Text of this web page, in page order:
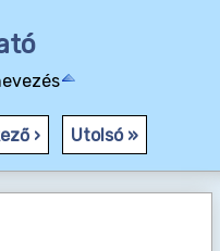
› Utolsó »